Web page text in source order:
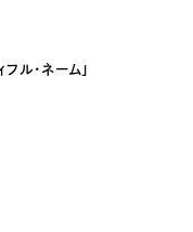
ル・ネーム」